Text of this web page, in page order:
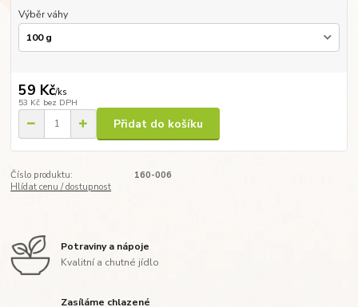
Výběr váhy
59 Kč/ks
53 Kč bez DPH
Přidat do košíku
Číslo produktu:
160-006
Hlídat cenu / dostupnost
Potraviny a nápoje
Kvalitní a chutné jídlo
Zasíláme chlazené